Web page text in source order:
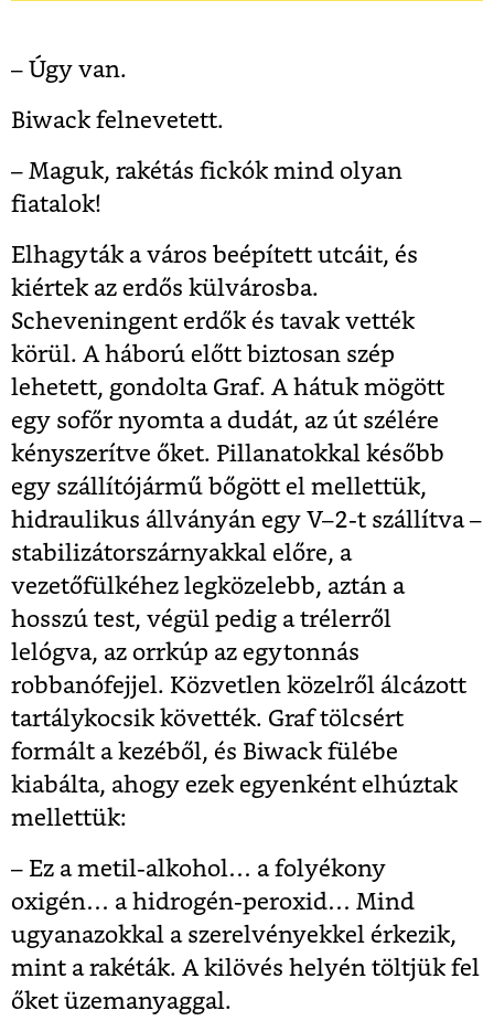
– Úgy van.
Biwack felnevetett.
– Maguk, rakétás fickók mind olyan
fiatalok!
Elhagyták a város beépített utcáit, és
kiértek az erdős külvárosba.
Scheveningent erdők és tavak vették
körül. A háború előtt biztosan szép
lehetett, gondolta Graf. A hátuk mögött
egy sofőr nyomta a dudát, az út szélére
kényszerítve őket. Pillanatokkal később
egy szállítójármű bőgött el mellettük,
hidraulikus állványán egy V–2-t szállítva –
stabilizátorszárnyakkal előre, a
vezetőfülkéhez legközelebb, aztán a
hosszú test, végül pedig a trélerről
lelógva, az orrkúp az egytonnás
robbanófejjel. Közvetlen közelről álcázott
tartálykocsik követték. Graf tölcsért
formált a kezéből, és Biwack fülébe
kiabálta, ahogy ezek egyenként elhúztak
mellettük:
– Ez a metil-alkohol… a folyékony
oxigén… a hidrogén-­peroxid… Mind
ugyanazokkal a szerelvényekkel érkezik,
mint a rakéták. A kilövés helyén töltjük fel
őket üzemanyaggal.